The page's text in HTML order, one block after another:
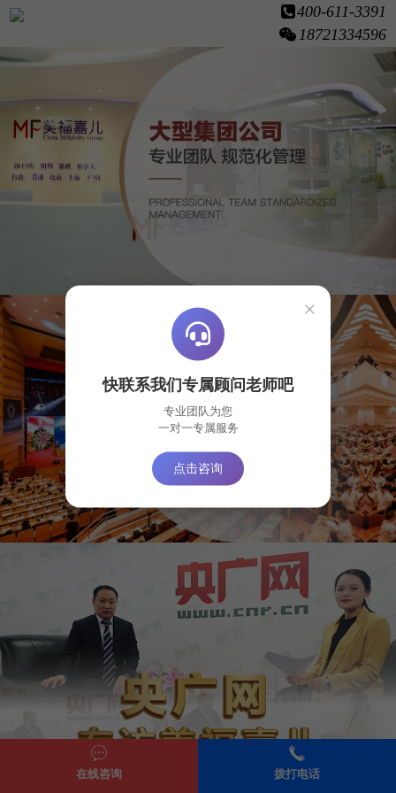
400-611-3391
18721334596
在线咨询 拨打电话
×
快联系我们专属顾问老师吧
专业团队为您
一对一专属服务
点击咨询